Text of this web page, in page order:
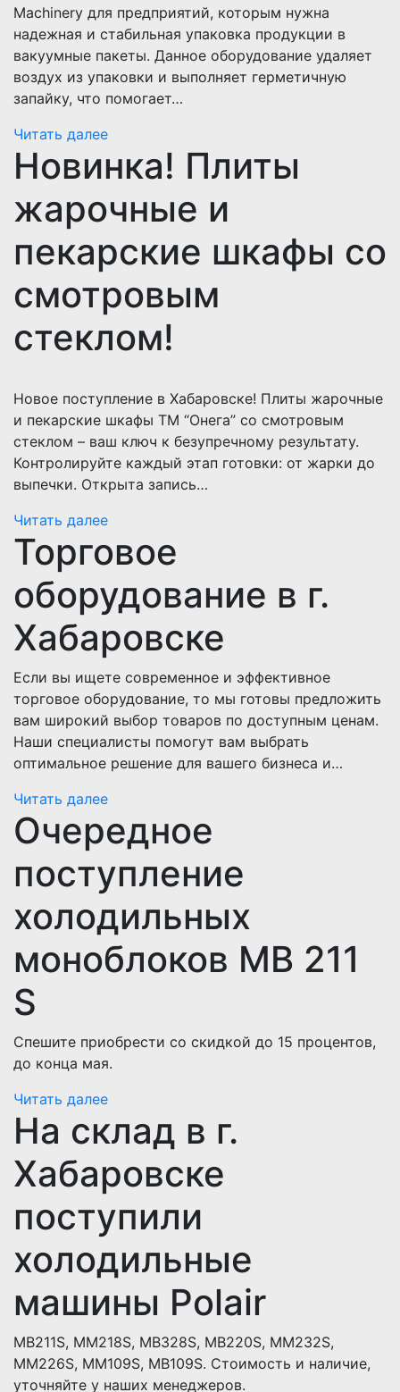
Machinery для предприятий, которым нужна
надежная и стабильная упаковка продукции в
вакуумные пакеты. Данное оборудование удаляет
воздух из упаковки и выполняет герметичную
запайку, что помогает…
Читать далее
Новинка! Плиты
жарочные и
пекарские шкафы со
смотровым
стеклом!
Новое поступление в Хабаровске! Плиты жарочные
и пекарские шкафы ТМ “Онега” со смотровым
стеклом – ваш ключ к безупречному результату.
Контролируйте каждый этап готовки: от жарки до
выпечки. Открыта запись…
Читать далее
Торговое
оборудование в г.
Хабаровске
Если вы ищете современное и эффективное
торговое оборудование, то мы готовы предложить
вам широкий выбор товаров по доступным ценам.
Наши специалисты помогут вам выбрать
оптимальное решение для вашего бизнеса и…
Читать далее
Очередное
поступление
холодильных
моноблоков MB 211
S
Спешите приобрести со скидкой до 15 процентов,
до конца мая.
Читать далее
На склад в г.
Хабаровске
поступили
холодильные
машины Polair
MB211S, MM218S, MB328S, MB220S, MM232S,
MM226S, MM109S, MB109S. Стоимость и наличие,
уточняйте у наших менеджеров.